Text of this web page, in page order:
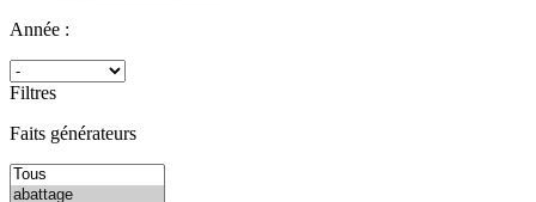
Année :
Filtres
Faits générateurs